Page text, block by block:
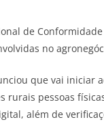
de
no
que vai iniciar
rurais pessoas
além de